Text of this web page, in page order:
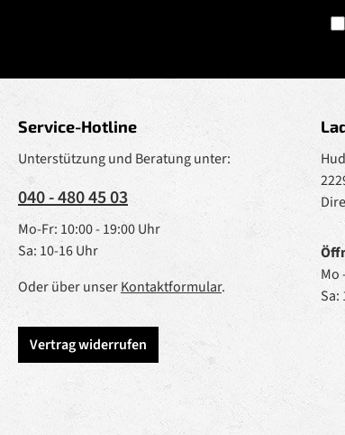
Service-Hotline
Unterstützung und Beratung unter:
040 - 480 45 03
Mo-Fr: 10:00 - 19:00 Uhr
Sa: 10-16 Uhr
Oder über unserKontaktformular.
Vertrag widerrufen
Mo
Sa: